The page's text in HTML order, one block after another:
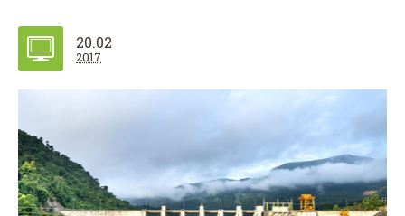
20.02
2017